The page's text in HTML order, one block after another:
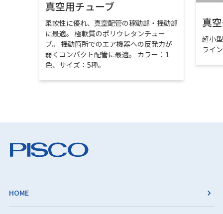
真空用チューブ
柔軟性に優れ、真空配管の稼動部・揺動部
に最適。 極軟質のポリウレタンチュー
ブ。 揺動箇所でのエア機器への反発力が
弱くコンパクト配管に最適。 カラー：1
色、サイズ：5種。
真
超小
ライ
HOME